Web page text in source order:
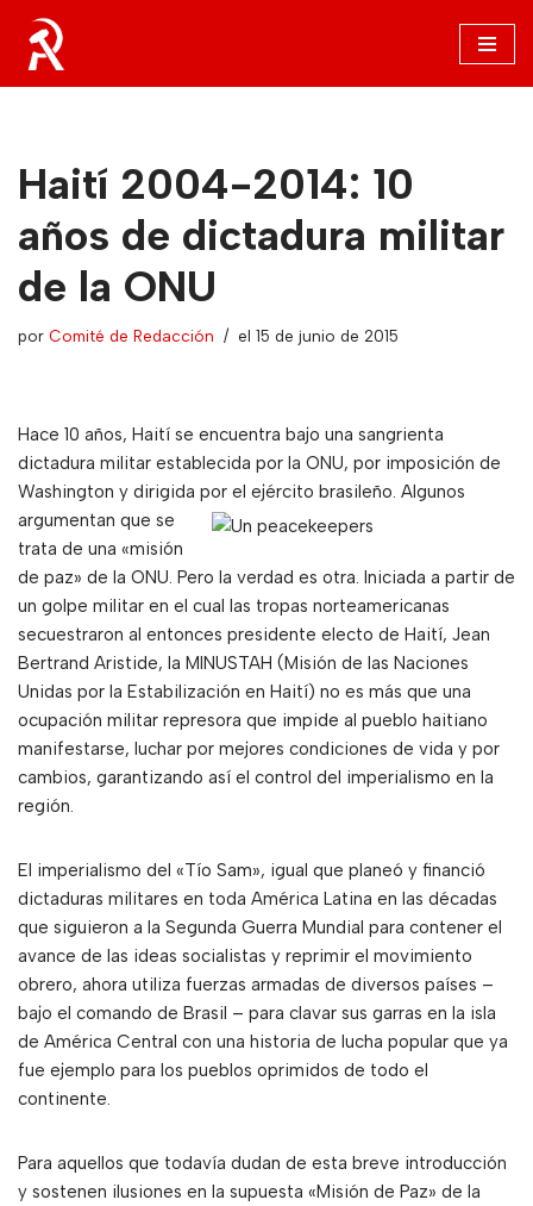
Saltar
al
Haití 2004-2014: 10
años de dictadura militar
de la ONU
por Comité de Redacción el 15 de junio de 2015
Hace 10 años, Haití se encuentra bajo una sangrienta
dictadura militar establecida por la ONU, por imposición de
Washington y dirigida por el ejército brasileño. Algunos
argumentan que se
trata de una «misión
de paz» de la ONU. Pero la verdad es otra. Iniciada a partir de
un golpe militar en el cual las tropas norteamericanas
secuestraron al entonces presidente electo de Haití, Jean
Bertrand Aristide, la MINUSTAH (Misión de las Naciones
Unidas por la Estabilización en Haití) no es más que una
ocupación militar represora que impide al pueblo haitiano
manifestarse, luchar por mejores condiciones de vida y por
cambios, garantizando así el control del imperialismo en la
región.
El imperialismo del «Tío Sam», igual que planeó y financió
dictaduras militares en toda América Latina en las décadas
que siguieron a la Segunda Guerra Mundial para contener el
avance de las ideas socialistas y reprimir el movimiento
obrero, ahora utiliza fuerzas armadas de diversos países –
bajo el comando de Brasil – para clavar sus garras en la isla
de América Central con una historia de lucha popular que ya
fue ejemplo para los pueblos oprimidos de todo el
continente.
Para aquellos que todavía dudan de esta breve introducción
y sostenen ilusiones en la supuesta «Misión de Paz» de la